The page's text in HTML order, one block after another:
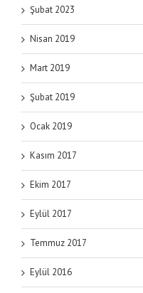
Şubat 2023
Nisan 2019
Mart 2019
Şubat 2019
Ocak 2019
Kasım 2017
Ekim 2017
Eylül 2017
Temmuz 2017
Eylül 2016